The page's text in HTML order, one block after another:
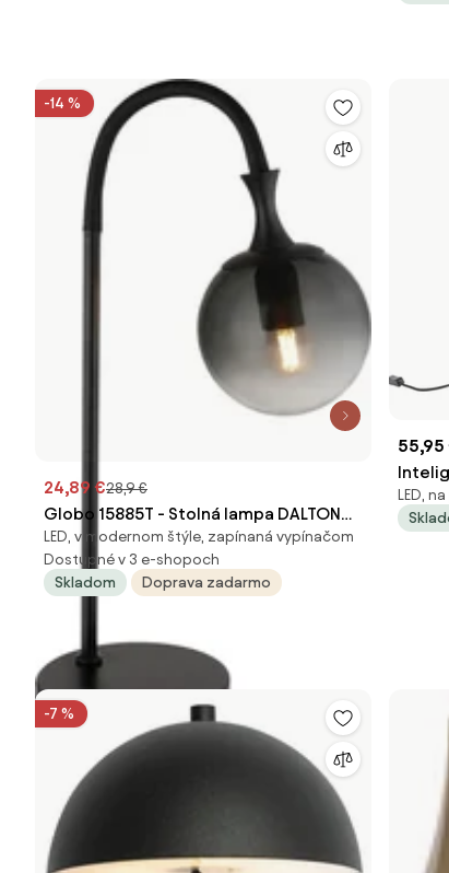
-14 %
24,89 €28,9 €
Globo 15885T - Stolná lampa DALTON
1xE27/10W/230V čierna
LED, v modernom štýle, zapínaná vypínačom
Dostupné v 3 e-shopoch
Skladom
Doprava zadarmo
55,95
A60 -
LED,
-7 %